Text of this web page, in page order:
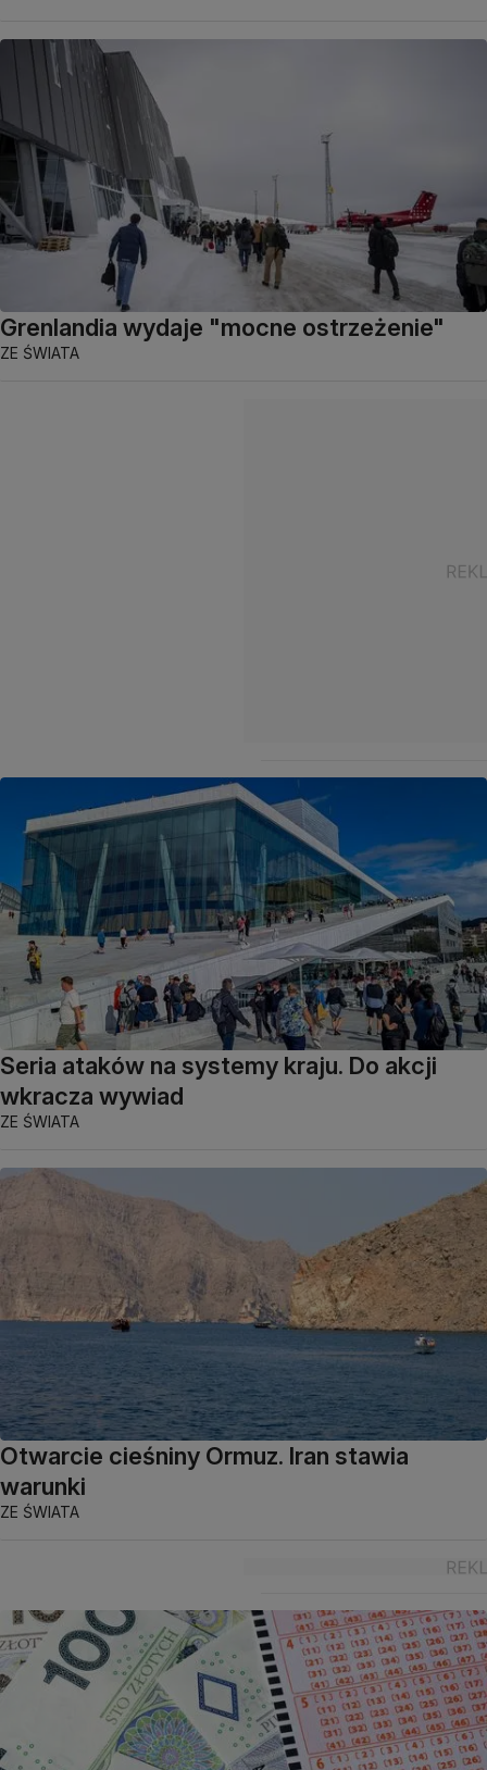
Grenlandia wydaje "mocne ostrzeżenie"
ZE ŚWIATA
Seria ataków na systemy kraju. Do akcji
wkracza wywiad
ZE ŚWIATA
Otwarcie cieśniny Ormuz. Iran stawia
warunki
ZE ŚWIATA